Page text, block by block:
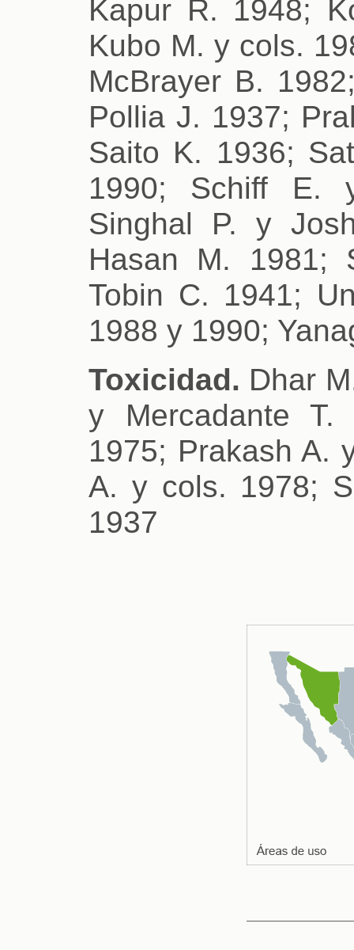
Kapur R. 1948;
Kubo M. y cols.
McBrayer B.
Pollia J. 1937;
Saito K. 1936;
1990; Schiff E.
Singhal P. y
Hasan M. 1981;
Tobin C. 1941;
1988 y 1990;
Toxicidad. Dhar
y Mercadante
1975; Prakash A.
A. y cols. 1978;
1937